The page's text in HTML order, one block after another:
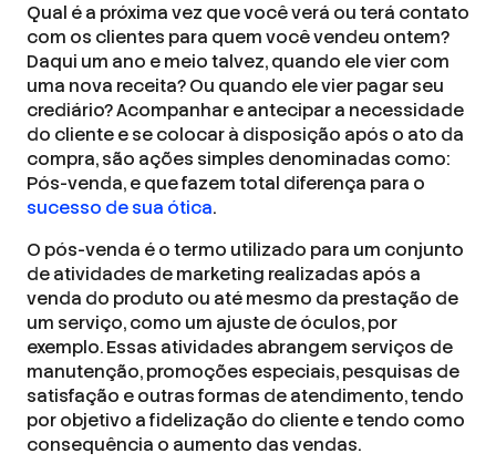
Qual é a próxima vez que você verá ou terá contato
com os clientes para quem você vendeu ontem?
Daqui um ano e meio talvez, quando ele vier com
uma nova receita? Ou quando ele vier pagar seu
crediário? Acompanhar e antecipar a necessidade
do cliente e se colocar à disposição após o ato da
compra, são ações simples denominadas como:
Pós-venda, e que fazem total diferença para o
sucesso de sua ótica.
O pós-venda é o termo utilizado para um conjunto
de atividades de marketing realizadas após a
venda do produto ou até mesmo da prestação de
um serviço, como um ajuste de óculos, por
exemplo. Essas atividades abrangem serviços de
manutenção, promoções especiais, pesquisas de
satisfação e outras formas de atendimento, tendo
por objetivo a fidelização do cliente e tendo como
consequência o aumento das vendas.